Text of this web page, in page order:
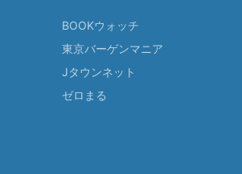
BOOKウォッチ
東京バーゲンマニア
Jタウンネット
ゼロまる